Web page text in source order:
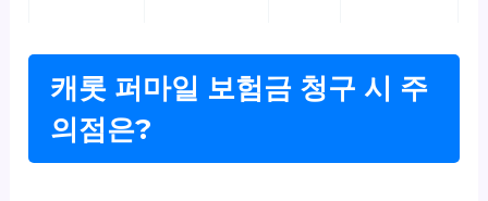
캐롯 퍼마일 보험금 청구 시 주
의점은?